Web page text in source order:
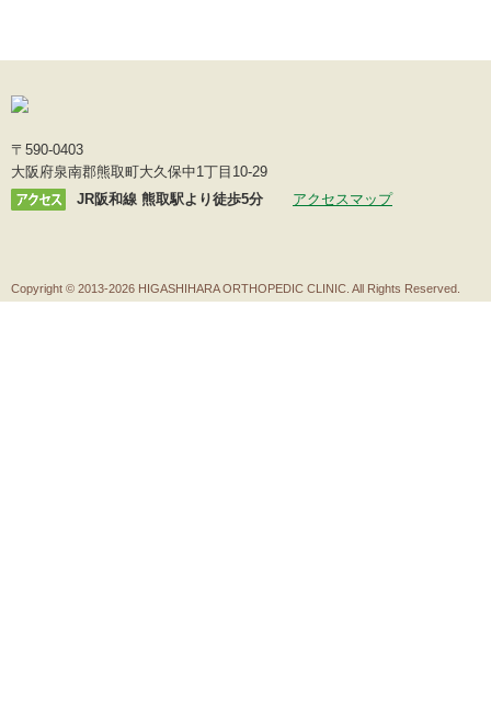
〒590-0403
大阪府泉南郡熊取町大久保中1丁目10-29
JR阪和線 熊取駅より徒歩5分
アクセスマップ
Copyright © 2013-2026 HIGASHIHARA ORTHOPEDIC CLINIC. All Rights Reserved.